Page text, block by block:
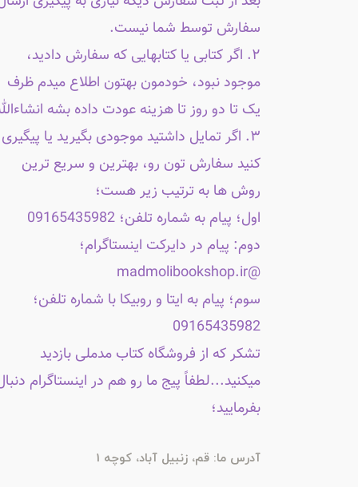
سفارش توسط شما نیست.
۲. اگر کتابی یا کتابهایی که سفارش دادید،
موجود نبود، خودمون بهتون اطلاع میدم ظرف
یک تا دو روز تا هزینه عودت داده بشه
۳. اگر تمایل داشتید موجودی بگیرید یا پیگیری
کنید سفارش تون رو، بهترین و سریع ترین
روش ها به ترتیب زیر هست؛
اول؛ پیام به شماره تلفن؛ 09165435982
دوم: پیام در دایرکت اینستاگرام؛
@madmolibookshop.ir
سوم؛ پیام به ایتا و روبیکا با شماره تلفن؛
09165435982
تشکر که از فروشگاه کتاب مدملی بازدید
میکنید...لطفاً پیج ما رو هم در اینستاگرام
بفرمایید؛
آدرس ما: قم، زنبیل آباد، کوچه 1